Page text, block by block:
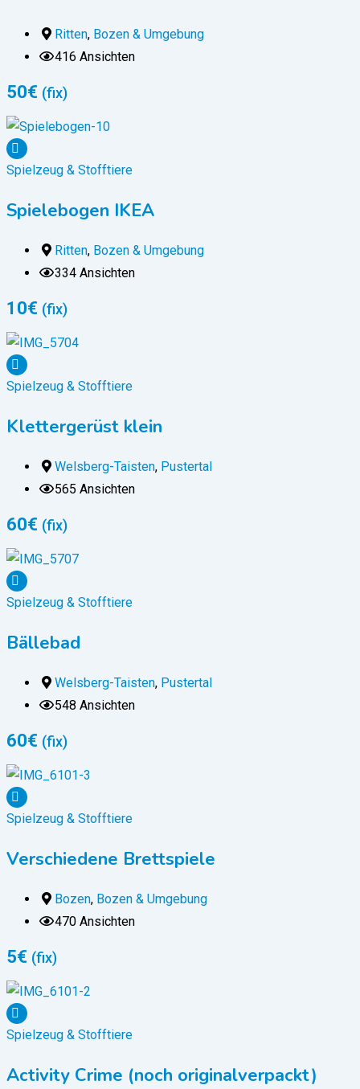
Ritten, Bozen & Umgebung
416 Ansichten
50€ (fix)
Spielzeug & Stofftiere
Spielebogen IKEA
Ritten, Bozen & Umgebung
334 Ansichten
10€ (fix)
Spielzeug & Stofftiere
Klettergerüst klein
Welsberg-Taisten, Pustertal
565 Ansichten
60€ (fix)
Spielzeug & Stofftiere
Bällebad
Welsberg-Taisten, Pustertal
548 Ansichten
60€ (fix)
Spielzeug & Stofftiere
Verschiedene Brettspiele
Bozen, Bozen & Umgebung
470 Ansichten
5€ (fix)
Spielzeug & Stofftiere
Activity Crime (noch originalverpackt)